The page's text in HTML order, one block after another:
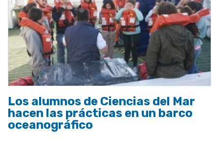
Los alumnos de Ciencias del Mar
hacen las prácticas en un barco
oceanográfico